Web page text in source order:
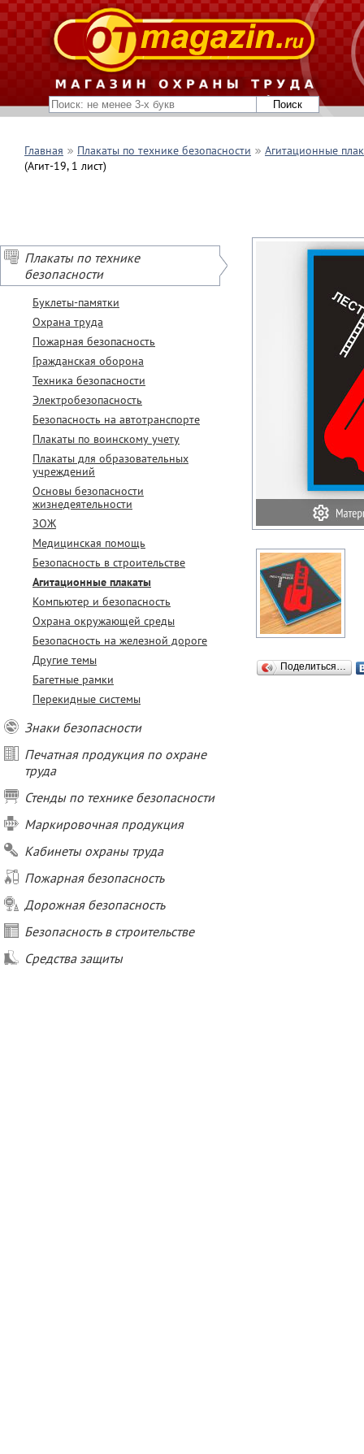
Главная Плакаты по технике безопасности
Агитационные
(Агит-19, 1 лист)
Плакаты по технике
безопасности
Буклеты-памятки
Охрана труда
Пожарная безопасность
Гражданская оборона
Техника безопасности
Электробезопасность
Безопасность на автотранспорте
Плакаты по воинскому учету
Плакаты для образовательных
учреждений
Основы безопасности
жизнедеятельности
ЗОЖ
Медицинская помощь
Безопасность в строительстве
Агитационные плакаты
Компьютер и безопасность
Охрана окружающей среды
Безопасность на железной дороге
Другие темы
Багетные рамки
Перекидные системы
Знаки безопасности
Печатная продукция по охране
труда
Стенды по технике безопасности
Маркировочная продукция
Кабинеты охраны труда
Пожарная безопасность
Дорожная безопасность
Безопасность в строительстве
Средства защиты
Поделиться…